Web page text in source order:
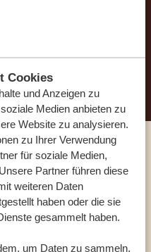
Cookies
und Anzeigen zu
Medien anbieten zu
Website zu analysieren.
zu Ihrer Verwendung
für soziale Medien,
Partner führen diese
weiteren Daten
haben oder die sie
gesammelt haben.
um Daten zu sammeln,
mit einem
IHNEN GERN